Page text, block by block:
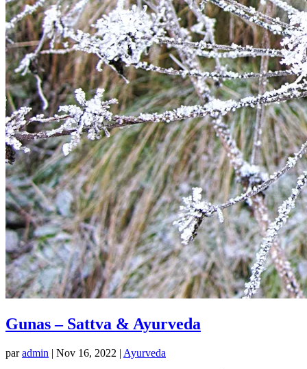
Gunas – Sattva & Ayurveda
paradmin | Nov 16, 2022 | Ayurveda